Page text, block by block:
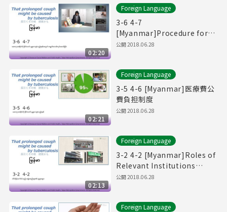
02:20
Foreign Language
3-6 4-7
[Myanmar]Procedure for
the Medical Expenses
公開2018.06.28
02:21
Foreign Language
3-5 4-6 [Myanmar]医療費公
費負担制度
公開2018.06.28
02:13
Foreign Language
3-2 4-2 [Myanmar]Roles of
Relevant Institutions
Regarding Tuberculosis.
公開2018.06.28
Foreign Language